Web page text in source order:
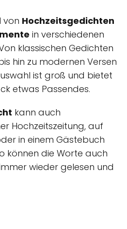
von Hochzeitsgedichten
in verschiedenen
klassischen Gedichten
hin zu modernen Versen
ist groß und bietet
etwas Passendes.
kann auch
Hochzeitszeitung, auf
in einem Gästebuch
können die Worte auch
wieder gelesen und